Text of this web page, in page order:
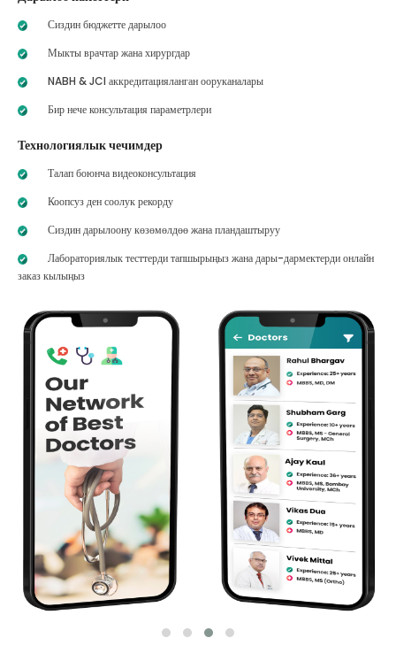
Сиздин бюджетте дарылоо
Мыкты врачтар жана хирургдар
NABH & JCI аккредитацияланган ооруканалары
Бир нече консультация параметрлери
Технологиялык чечимдер
Талап боюнча видеоконсультация
Коопсуз ден соолук рекорду
Сиздин дарылоону көзөмөлдөө жана пландаштыруу
Лабораториялык тесттерди тапшырыңыз жана дары-дармектерди онлайн
заказ кылыңыз